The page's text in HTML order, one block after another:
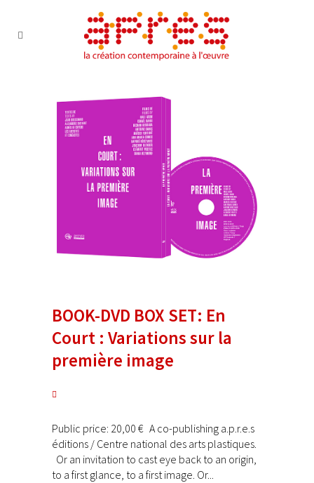
BOOK-DVD BOX SET: En
Court : Variations sur la
première image
Public price: 20,00 € A co-publishing a.p.r.e.s
éditions / Centre national des arts plastiques.
Or an invitation to cast eye back to an origin,
to a first glance, to a first image. Or...